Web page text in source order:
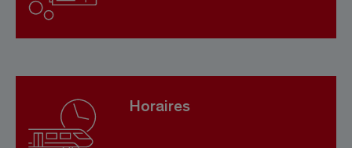
Horaires